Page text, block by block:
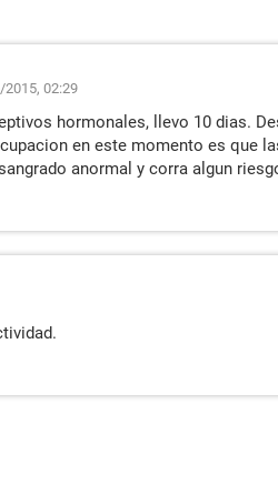
02:29
hormonales, llevo 10 dias.
en este momento es que
anormal y corra algun